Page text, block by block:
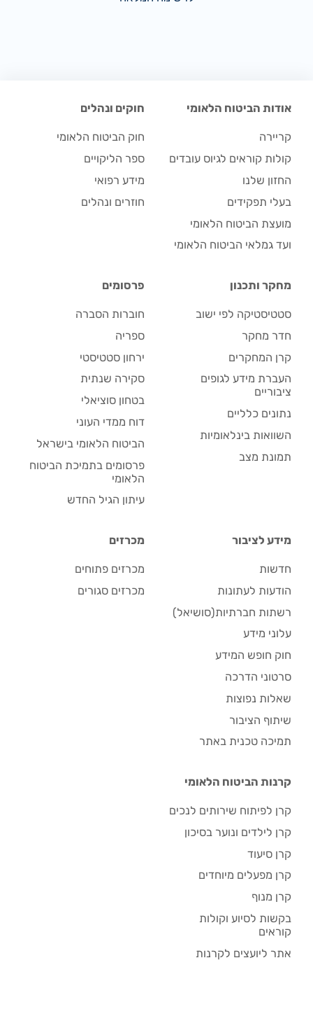
אודות הביטוח הלאומי
קריירה
קולות קוראים לגיוס עובדים
החזון שלנו
בעלי תפקידים
מועצת הביטוח הלאומי
ועד גמלאי הביטוח הלאומי
חוקים ונהלים
חוק הביטוח הלאומי
ספר הליקויים
מידע רפואי
חוזרים ונהלים
מחקר ותכנון
סטטיסטיקה לפי ישוב
חדר מחקר
קרן המחקרים
העברת מידע לגופים
ציבוריים
נתונים כלליים
השוואות בינלאומיות
תמונת מצב
פרסומים
חוברות הסברה
ספריה
ירחון סטטיסטי
סקירה שנתית
בטחון סוציאלי
דוח ממדי העוני
הביטוח הלאומי בישראל
פרסומים בתמיכת הביטוח
הלאומי
עיתון הגיל החדש
מידע לציבור
חדשות
הודעות לעתונות
רשתות חברתיות(סושיאל)
עלוני מידע
חוק חופש המידע
סרטוני הדרכה
שאלות נפוצות
שיתוף הציבור
תמיכה טכנית באתר
מכרזים
מכרזים פתוחים
מכרזים סגורים
קרנות הביטוח הלאומי
קרן לפיתוח שירותים לנכים
קרן לילדים ונוער בסיכון
קרן סיעוד
קרן מפעלים מיוחדים
קרן מנוף
בקשות לסיוע וקולות
קוראים
אתר ליועצים לקרנות